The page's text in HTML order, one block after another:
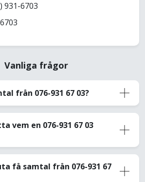
931-6703
Vanliga frågor
från 076-931 67 03?
vem en 076-931 67 03
få samtal från 076-931 67